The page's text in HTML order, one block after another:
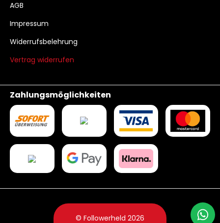
AGB
Impressum
Widerrufsbelehrung
Vertrag widerrufen
Zahlungsmöglichkeiten
© Followerheld 2026